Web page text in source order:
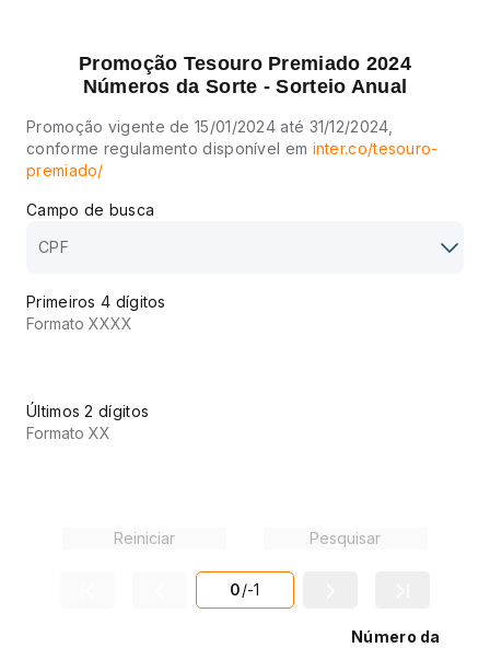
Promoção Tesouro Premiado 2024
Números da Sorte - Sorteio Anual
Promoção vigente de 15/01/2024 até 31/12/2024,
conforme regulamento disponível em inter.co/tesouro-
premiado/
Campo de busca
CPF
Primeiros 4 dígitos
Últimos 2 dígitos
Reiniciar Pesquisar
0/-1
Número da